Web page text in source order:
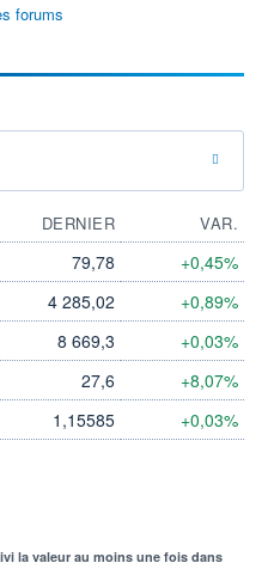
forums
DERNIER
VAR.
79,78 +0,45%
4 285,02 +0,89%
8 669,3 +0,03%
27,6 +8,07%
1,15585 +0,03%
la valeur au moins une fois dans